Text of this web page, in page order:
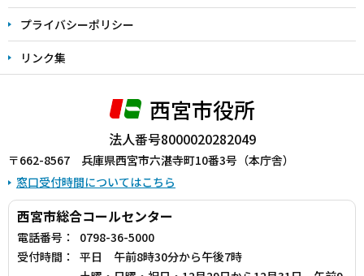
プライバシーポリシー
リンク集
西宮市役所
法人番号8000020282049
〒662-8567 兵庫県西宮市六湛寺町10番3号（本庁舎）
窓口受付時間についてはこちら
西宮市総合コールセンター
電話番号：
0798-36-5000
受付時間：
平日 午前8時30分から午後7時